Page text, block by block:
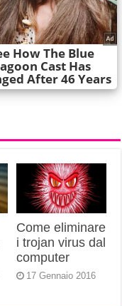
Come eliminare
i trojan virus dal
computer
17 Gennaio 2016